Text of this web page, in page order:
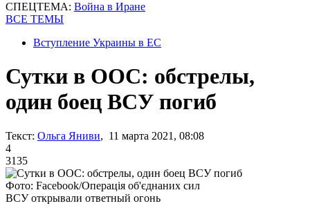
СПЕЦТЕМА: Война в Иране
ВСЕ ТЕМЫ
Вступление Украины в ЕС
Сутки в ООС: обстрелы,
один боец ВСУ погиб
Текст: Ольга Яниви, 11 марта 2021, 08:08
4
3135
Фото: Facebook/Операція об'єднаних сил
ВСУ открывали ответный огонь